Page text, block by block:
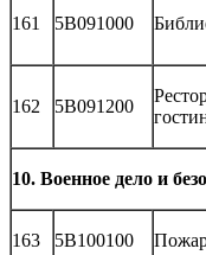
161 5В091000
162 5В091200
10. Военное дело и
163 5В100100